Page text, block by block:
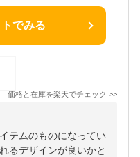
でみる
価格と在庫を楽天でチェック >>
テムのものになってい
るデザインが良いかと